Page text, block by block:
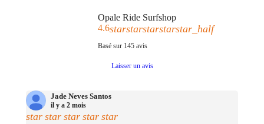
Opale Ride Surfshop
4.6starstarstarstarstar_half
Basé sur 145avis
Laisser un avis
Jade Neves Santos
il y a 2 mois
star star star star star